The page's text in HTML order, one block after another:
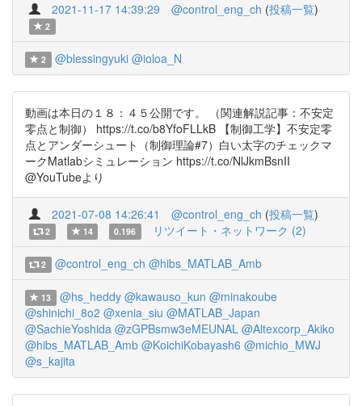
2021-11-17 14:39:29 @control_eng_ch (投稿一覧)
2
2 @blessingyuki @ioloa_N
動画は本日の１８：４５公開です。 （関連解説記事：不安定
零点と制御） https://t.co/b8YfoFLLkB 【制御工学】不安定零
点とアンダーシュート（制御理論#7）白い太字のチェックマ
ークMatlabシミュレーション https://t.co/NlJkmBsnII
@YouTubeより
2021-07-08 14:26:41 @control_eng_ch (投稿一覧)
2 14 0.196 リツイート・ネットワーク (2)
2 @control_eng_ch @hibs_MATLAB_Amb
13 @hs_heddy @kawauso_kun @minakoube
@shinichi_8o2 @xenia_siu @MATLAB_Japan
@SachieYoshida @zGPBsmw3eMEUNAL @Altexcorp_Akiko
@hibs_MATLAB_Amb @KoichiKobayash6 @michio_MWJ
@s_kajita